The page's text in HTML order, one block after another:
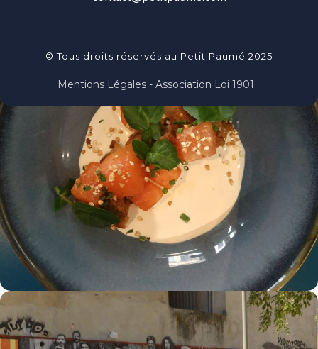
© Tous droits réservés au Petit Paumé 2025
Mentions Légales - Association Loi 1901